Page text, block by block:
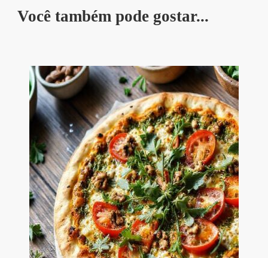
Você também pode gostar...